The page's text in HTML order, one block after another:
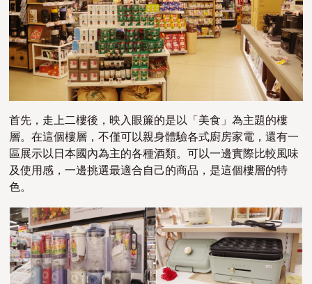
首先，走上二樓後，映入眼簾的是以「美食」為主題的樓
層。在這個樓層，不僅可以親身體驗各式廚房家電，還有一
區展示以日本國內為主的各種酒類。可以一邊實際比較風味
及使用感，一邊挑選最適合自己的商品，是這個樓層的特
色。